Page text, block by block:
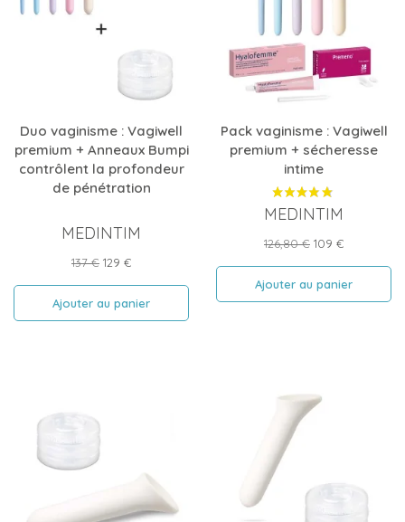
Duo vaginisme : Vagiwell
premium + Anneaux Bumpi
contrôlent la profondeur
de pénétration
MEDINTIM
Prix
137 € Prix
129 €
Ajouter au panier
Pack vaginisme : Vagiwell
premium + sécheresse
intime
MEDINTIM
Prix
126,80 € Prix
109 €
Ajouter au panier